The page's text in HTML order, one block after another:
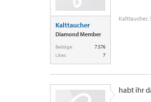
Kalttaucher
Diamond Member
Beiträge:
7.576
Likes:
7
Kalttaucher,
habt ihr